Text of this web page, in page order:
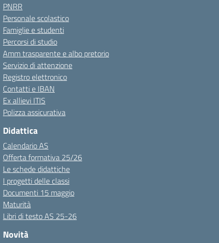
PNRR
Personale scolastico
Famiglie e studenti
Percorsi di studio
Amm trasparente e albo pretorio
Servizio di attenzione
Registro elettronico
Contatti e IBAN
Ex allievi ITIS
Polizza assicurativa
Didattica
Calendario AS
Offerta formativa 25/26
Le schede didattiche
I progetti delle classi
Documenti 15 maggio
Maturità
Libri di testo AS 25-26
Novità